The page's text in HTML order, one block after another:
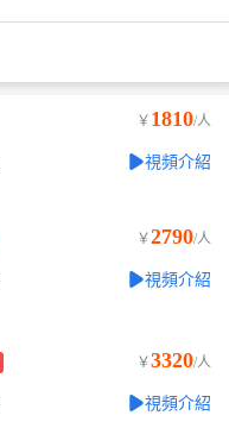
￥ 1810/人
視頻介紹
￥2790/人
視頻介紹
￥3320/人
視頻介紹